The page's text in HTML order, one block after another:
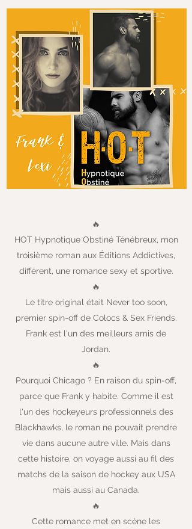
🔥
HOT Hypnotique Obstiné Ténébreux, mon
troisième roman aux Éditions Addictives,
différent, une romance sexy et sportive.
🔥
Le titre original était Never too soon,
premier spin-off de Colocs & Sex Friends.
Frank est l'un des meilleurs amis de
Jordan.
🔥
Pourquoi Chicago ? En raison du spin-off,
parce que Frank y habite. Comme il est
l'un des hockeyeurs professionnels des
Blackhawks, le roman ne pouvait prendre
vie dans aucune autre ville. Mais dans
cette histoire, on voyage aussi au fil des
matchs de la saison de hockey aux USA
mais aussi au Canada.
🔥
Cette romance met en scène les